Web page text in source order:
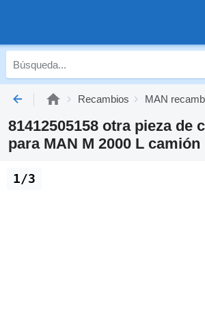
Recambios MAN
81412505158 otra pieza de
para MAN M 2000 L camión
1/3